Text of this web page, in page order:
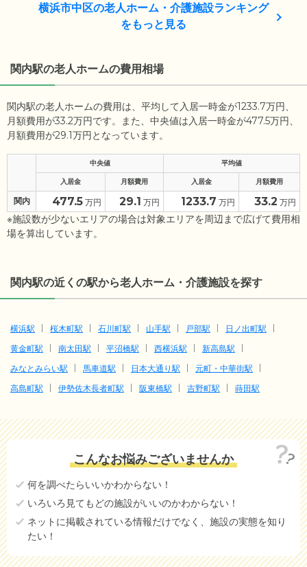
横浜市中区の老人ホーム・介護施設ランキング
をもっと見る
関内駅の老人ホームの費用相場
関内駅の老人ホームの費用は、平均して入居一時金が1233.7万円、
月額費用が33.2万円です。また、中央値は入居一時金が477.5万円、
月額費用が29.1万円となっています。
中央値 平均値
入居金 月額費用 入居金 月額費用
関内 477.5 万円 29.1 万円 1233.7 万円 33.2 万円
※施設数が少ないエリアの場合は対象エリアを周辺まで広げて費用相
場を算出しています。
関内駅の近くの駅から老人ホーム・介護施設を探す
横浜駅 桜木町駅 石川町駅 山手駅 戸部駅
日ノ出町駅
黄金町駅
南太田駅 平沼橋駅 西横浜駅
新高島駅
みなとみらい駅
馬車道駅 日本大通り駅
元町・中華街駅
高島町駅
伊勢佐木長者町駅 阪東橋駅 吉野町駅 蒔田駅
こんなお悩みございませんか
何を調べたらいいかわからない！
いろいろ見てもどの施設がいいのかわからない！
ネットに掲載されている情報だけでなく、施設の実態を知り
たい！